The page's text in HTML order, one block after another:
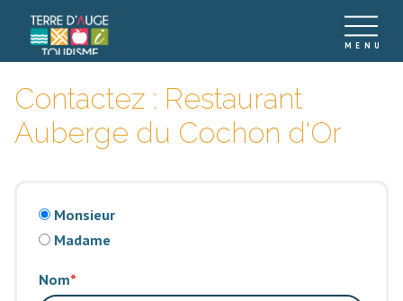
Contactez : Restaurant
Auberge du Cochon d'Or
Monsieur
Madame
Nom